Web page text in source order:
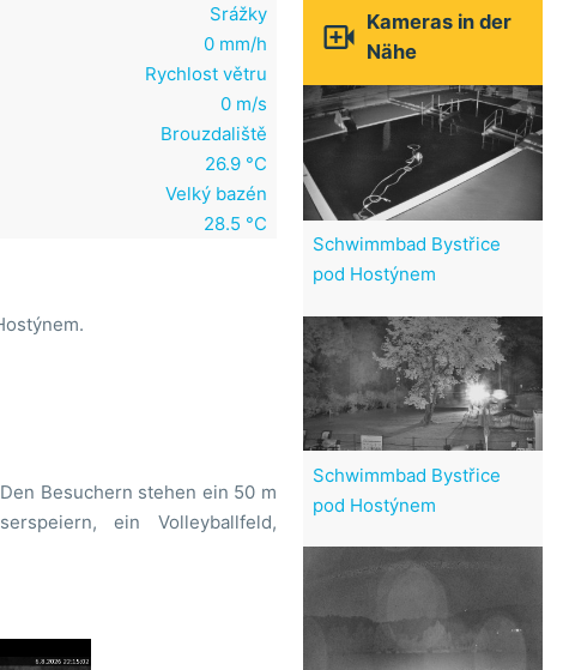
Srážky
0 mm/h
Rychlost větru
0 m/s
Brouzdaliště
26.9 °C
Velký bazén
28.5 °C
Besuchern stehen ein 50 m
ein Volleyballfeld,
 Kameras in der
Nähe
Schwimmbad Bystřice
pod Hostýnem
Schwimmbad Bystřice
pod Hostýnem